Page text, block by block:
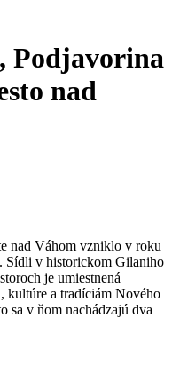
Podjavorina
nad
nad Váhom vzniklo v roku
Sídli v historickom Gilaniho
je umiestnená
kultúre a tradíciám Nového
sa v ňom nachádzajú dva